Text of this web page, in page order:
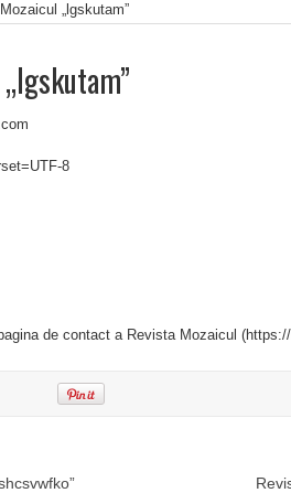
„lgskutam”
8
de contact a Revista Mozaicul